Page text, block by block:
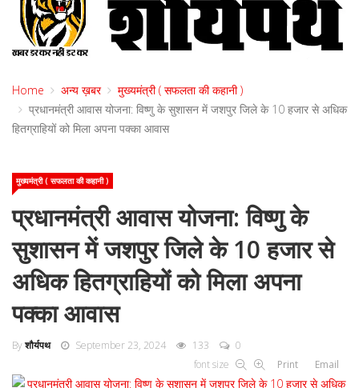
Home अन्य ख़बर
मुख्यमंत्री ( सफलता की कहानी )
प्रधानमंत्री आवास योजना: विष्णु के सुशासन में जशपुर जिले के 10 हजार से अधिक
हितग्राहियों को मिला अपना पक्का आवास
मुख्यमंत्री ( सफलता की कहानी )
प्रधानमंत्री आवास योजना: विष्णु के
सुशासन में जशपुर जिले के 10 हजार से
अधिक हितग्राहियों को मिला अपना
पक्का आवास
Byशौर्यपथ September 23, 2024 133
0
font size
Print Email